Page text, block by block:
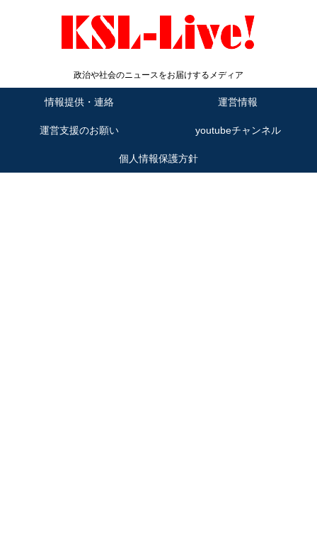
政治や社会のニュースをお届けするメディア
情報提供・連絡 運営情報
運営支援のお願い youtubeチャンネル
個人情報保護方針